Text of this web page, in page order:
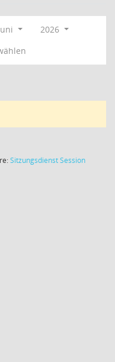
2026
SitzungsdienstSession(Wird in